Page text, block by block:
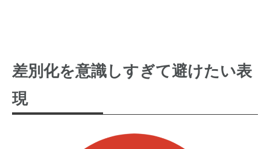
差別化を意識しすぎて避けたい表
現